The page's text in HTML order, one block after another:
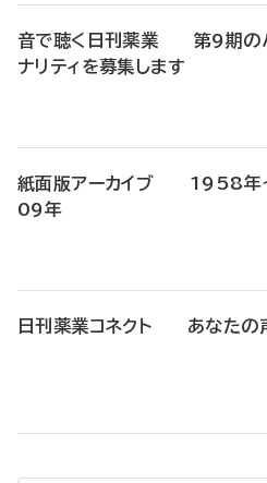
音で聴く日刊薬業 第9期の
ナリティを募集します
紙面版アーカイブ 1958年
09年
日刊薬業コネクト あなたの